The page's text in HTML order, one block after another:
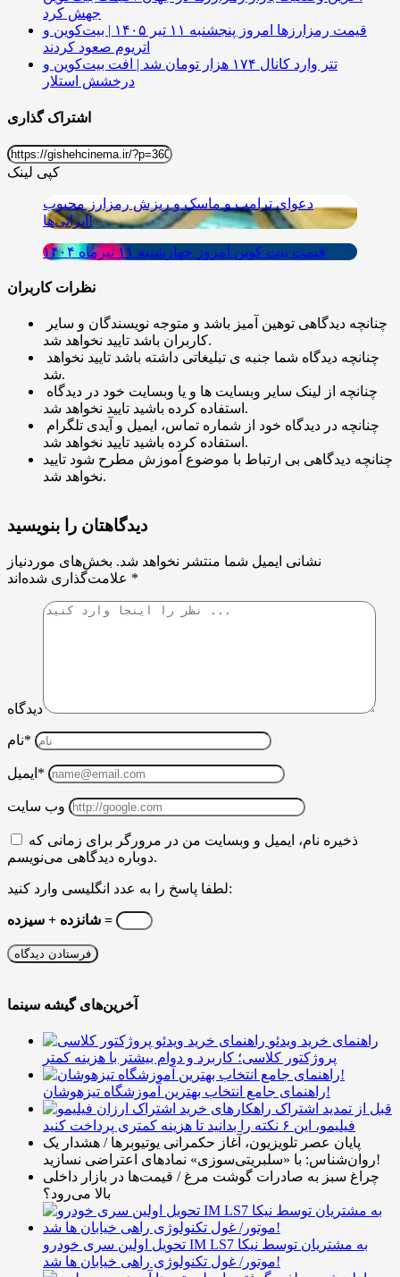
جهش کرد
قیمت رمزارزها امروز پنجشنبه ۱۱ تیر ۱۴۰۵ | بیت‌کوین و
اتریوم صعود کردند
تتر وارد کانال ۱۷۴ هزار تومان شد | افت بیت‌کوین و
درخشش استلار
اشتراک گذاری
کپی لینک
دعوای ترامپ و ماسک و ریزش رمزارز محبوب
ایرانی‌ها!
قیمت بیت کوین امروز چهارشنبه ۱۱ تیرماه ۱۴۰۴
نظرات کاربران
کاربران باشد تایید نخواهد شد.
شد.
استفاده کرده باشید تایید نخواهد شد.
استفاده کرده باشید تایید نخواهد شد.
چنانچه دیدگاهی بی ارتباط با موضوع آموزش مطرح شود تایید
نخواهد شد.
دیدگاهتان را بنویسید
نشانی ایمیل شما منتشر نخواهد شد. بخش‌های موردنیاز
*
دیدگاه
نام*
ایمیل*
وب سایت
ذخیره نام، ایمیل و وبسایت من در مرورگر برای زمانی که
دوباره دیدگاهی می‌نویسم.
لطفا پاسخ را به عدد انگلیسی وارد کنید:
شانزده + سیزده =
آخرین‌های گیشه سینما
راهنمای خرید ویدئو
پروژکتور کلاسی؛ کاربرد و دوام بیشتر با هزینه کمتر
راهنمای جامع انتخاب بهترین آموزشگاه تیزهوشان!
قبل از تمدید اشتراک
فیلیمو، این ۶ نکته را بدانید تا هزینه کمتری پرداخت کنید
پایان عصر تلویزیون، آغاز حکمرانی یوتیوبرها / هشدار یک
روان‌شناس: با «سلبریتی‌سوزی» نمادهای اعتراضی نسازید!
چراغ سبز به صادرات گوشت مرغ / قیمت‌ها در بازار داخلی
بالا می‌رود؟
تحویل اولین سری خودرو IM LS7 به مشتریان توسط نیکا
موتور/ غول تکنولوژی راهی خیابان ها شد!